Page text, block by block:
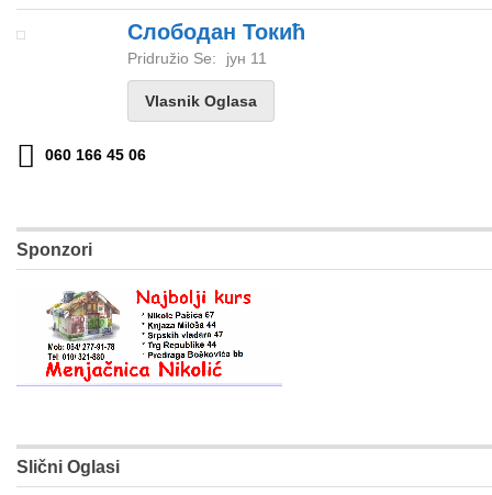
Слободан Токић
Pridružio Se: јун 11
Vlasnik Oglasa
060 166 45 06
Sponzori
Slični Oglasi